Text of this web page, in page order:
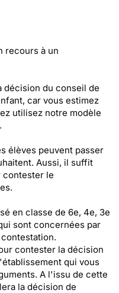
recours à un
décision du conseil de
car vous estimez
utilisez notre modèle
élèves peuvent passer
Aussi, il suffit
contester le
en classe de 6e, 4e, 3e
sont concernées par
contester la décision
qui vous
A l'issu de cette
la décision de